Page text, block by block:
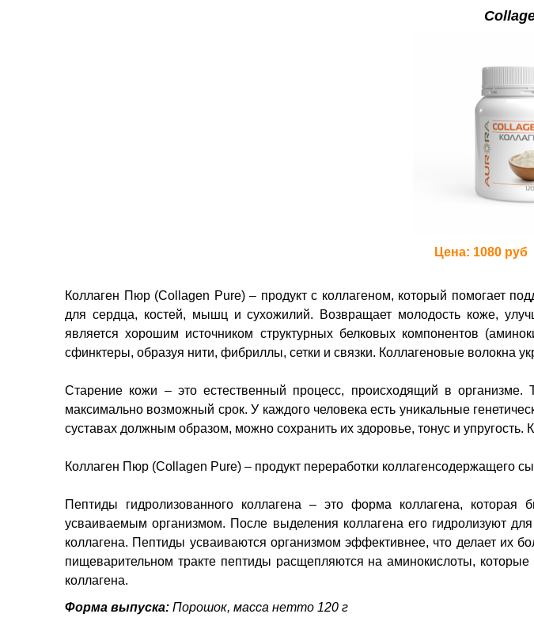
Цена: 1080 руб
Коллаген Пюр (Collagen Pure) – продукт с коллагеном, который помогает
для сердца, костей, мышц и сухожилий. Возвращает молодость коже,
является хорошим источником структурных белковых компонентов
сфинктеры, образуя нити, фибриллы, сетки и связки. Коллагеновые волокна
Старение кожи – это естественный процесс, происходящий в
максимально возможный срок. У каждого человека есть уникальные
суставах должным образом, можно сохранить их здоровье, тонус и
Коллаген Пюр (Collagen Pure) – продукт переработки коллагенсодержащего
Пептиды гидролизованного коллагена – это форма коллагена,
усваиваемым организмом. После выделения коллагена его гидролизуют
коллагена. Пептиды усваиваются организмом эффективнее, что делает их
пищеварительном тракте пептиды расщепляются на аминокислоты,
коллагена.
Форма выпуска: Порошок, масса нетто 120 г